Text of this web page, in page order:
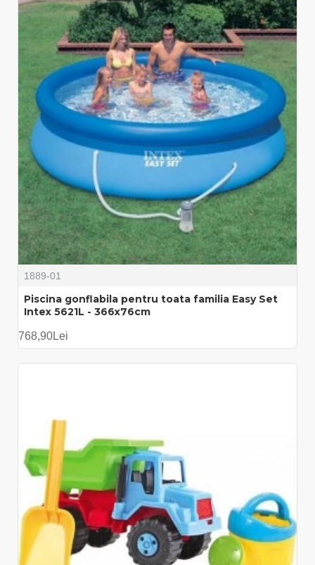
1889-01
Piscina gonflabila pentru toata familia Easy Set
Intex 5621L - 366x76cm
768,90Lei